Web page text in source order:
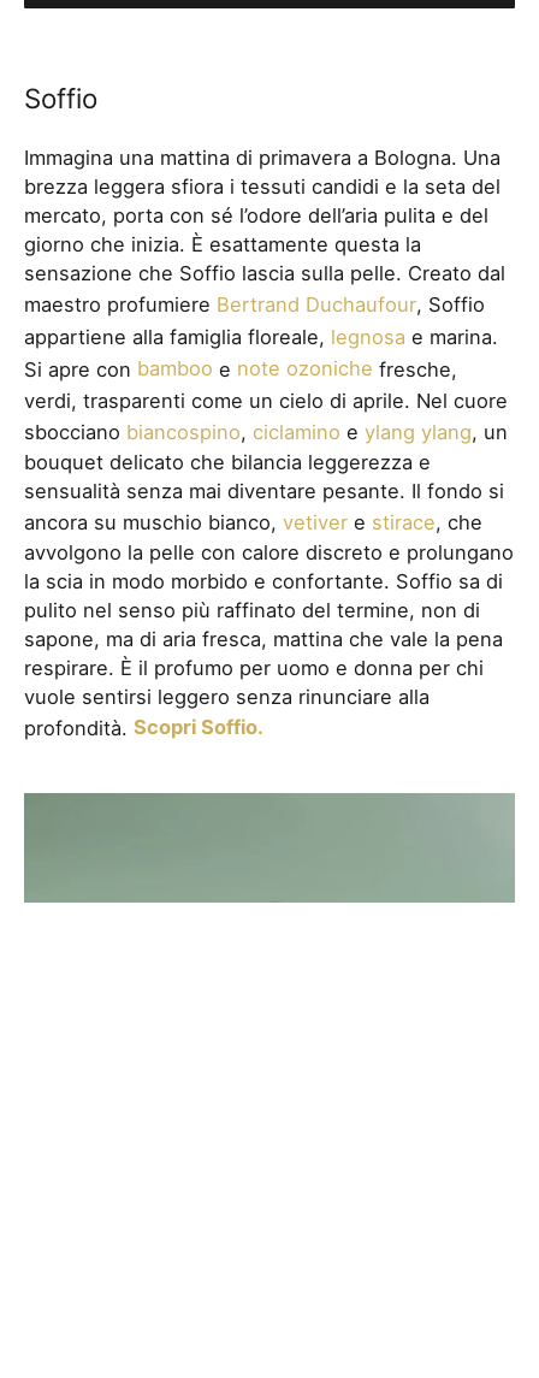
Soffio
Immagina una mattina di primavera a Bologna. Una
brezza leggera sfiora i tessuti candidi e la seta del
mercato, porta con sé l’odore dell’aria pulita e del
giorno che inizia. È esattamente questa la
sensazione che Soffio lascia sulla pelle. Creato dal
maestro profumiere Bertrand Duchaufour, Soffio
appartiene alla famiglia floreale, legnosa e marina.
Si apre con bamboo e note ozoniche fresche,
verdi, trasparenti come un cielo di aprile. Nel cuore
sbocciano biancospino, ciclamino e ylang ylang, un
bouquet delicato che bilancia leggerezza e
sensualità senza mai diventare pesante. Il fondo si
ancora su muschio bianco, vetiver e stirace, che
avvolgono la pelle con calore discreto e prolungano
la scia in modo morbido e confortante. Soffio sa di
pulito nel senso più raffinato del termine, non di
sapone, ma di aria fresca, mattina che vale la pena
respirare. È il profumo per uomo e donna per chi
vuole sentirsi leggero senza rinunciare alla
profondità. Scopri Soffio.